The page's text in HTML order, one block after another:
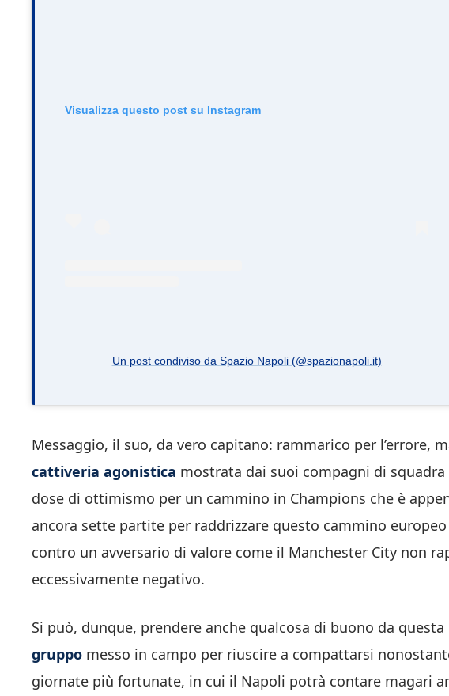
Visualizza questo post su Instagram
Un post condiviso da Spazio Napoli (@spazionapoli.it)
Messaggio, il suo, da vero capitano: rammarico per l’errore,
cattiveria agonistica mostrata dai suoi compagni di
dose di ottimismo per un cammino in Champions che è
ancora sette partite per raddrizzare questo cammino
contro un avversario di valore come il Manchester City non
eccessivamente negativo.
Si può, dunque, prendere anche qualcosa di buono da
gruppo messo in campo per riuscire a compattarsi
giornate più fortunate, in cui il Napoli potrà contare magari